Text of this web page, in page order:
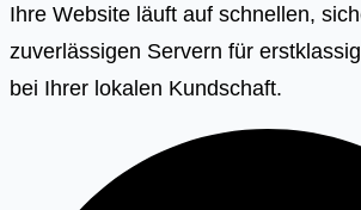
Ihre Website läuft auf schnellen,
zuverlässigen Servern für
bei Ihrer lokalen Kundschaft.